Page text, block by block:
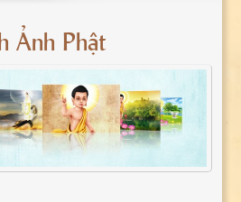
Ảnh Phật